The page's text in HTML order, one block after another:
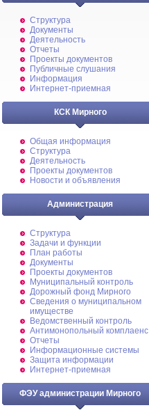
Структура
Документы
Деятельность
Отчеты
Проекты документов
Публичные слушания
Информация
Интернет-приемная
КСК Мирного
Общая информация
Структура
Деятельность
Проекты документов
Новости и объявления
Администрация
Структура
Задачи и функции
План работы
Документы
Проекты документов
Муниципальный контроль
Дорожный фонд Мирного
Cведения о муниципальном
имуществе
Ведомственный контроль
Антимонопольный комплаенс
Отчеты
Информационные системы
Защита информации
Интернет-приемная
ФЭУ администрации Мирного